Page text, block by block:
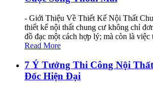
- Giới Thiệu Về Thiết Kế Nội Thất
thiết kế nội thất chung cư không chỉ
đồ đạc một cách hợp lý; mà còn là việc
Read More
7 Ý Tưởng Thi Công Nội
Đốc Hiện Đại